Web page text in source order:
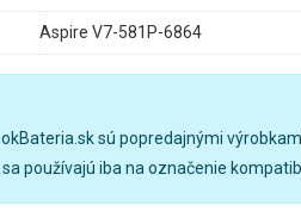
Aspire V7-581P-6864
sú popredajnými
používajú iba na označenie